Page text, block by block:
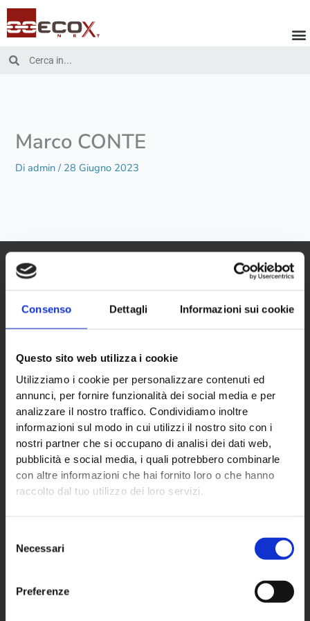
Consenso Dettagli Informazioni sui cookie
Questo sito web utilizza i cookie
Utilizziamo i cookie per personalizzare contenuti ed
annunci, per fornire funzionalità dei social media e per
analizzare il nostro traffico. Condividiamo inoltre
informazioni sul modo in cui utilizzi il nostro sito con i
nostri partner che si occupano di analisi dei dati web,
pubblicità e social media, i quali potrebbero combinarle
con altre informazioni che hai fornito loro o che hanno
raccolto dal tuo utilizzo dei loro servizi.
delNecessari
Preferenze
Vai
al
contenuto
Cerca Cerca
Marco CONTE
Diadmin/ 28 Giugno 2023
ECO NEXT S.p.A.
Sede principale
Via Almisana, 2
48018 Faenza (RA) – IT
Partita IVA: 02670760392